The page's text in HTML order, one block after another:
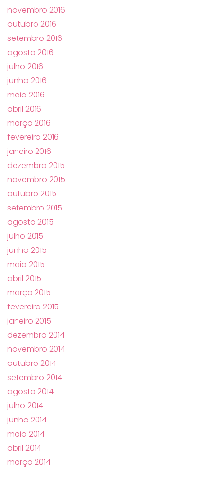
novembro 2016
outubro 2016
setembro 2016
agosto 2016
julho 2016
junho 2016
maio 2016
abril 2016
março 2016
fevereiro 2016
janeiro 2016
dezembro 2015
novembro 2015
outubro 2015
setembro 2015
agosto 2015
julho 2015
junho 2015
maio 2015
abril 2015
março 2015
fevereiro 2015
janeiro 2015
dezembro 2014
novembro 2014
outubro 2014
setembro 2014
agosto 2014
julho 2014
junho 2014
maio 2014
abril 2014
março 2014